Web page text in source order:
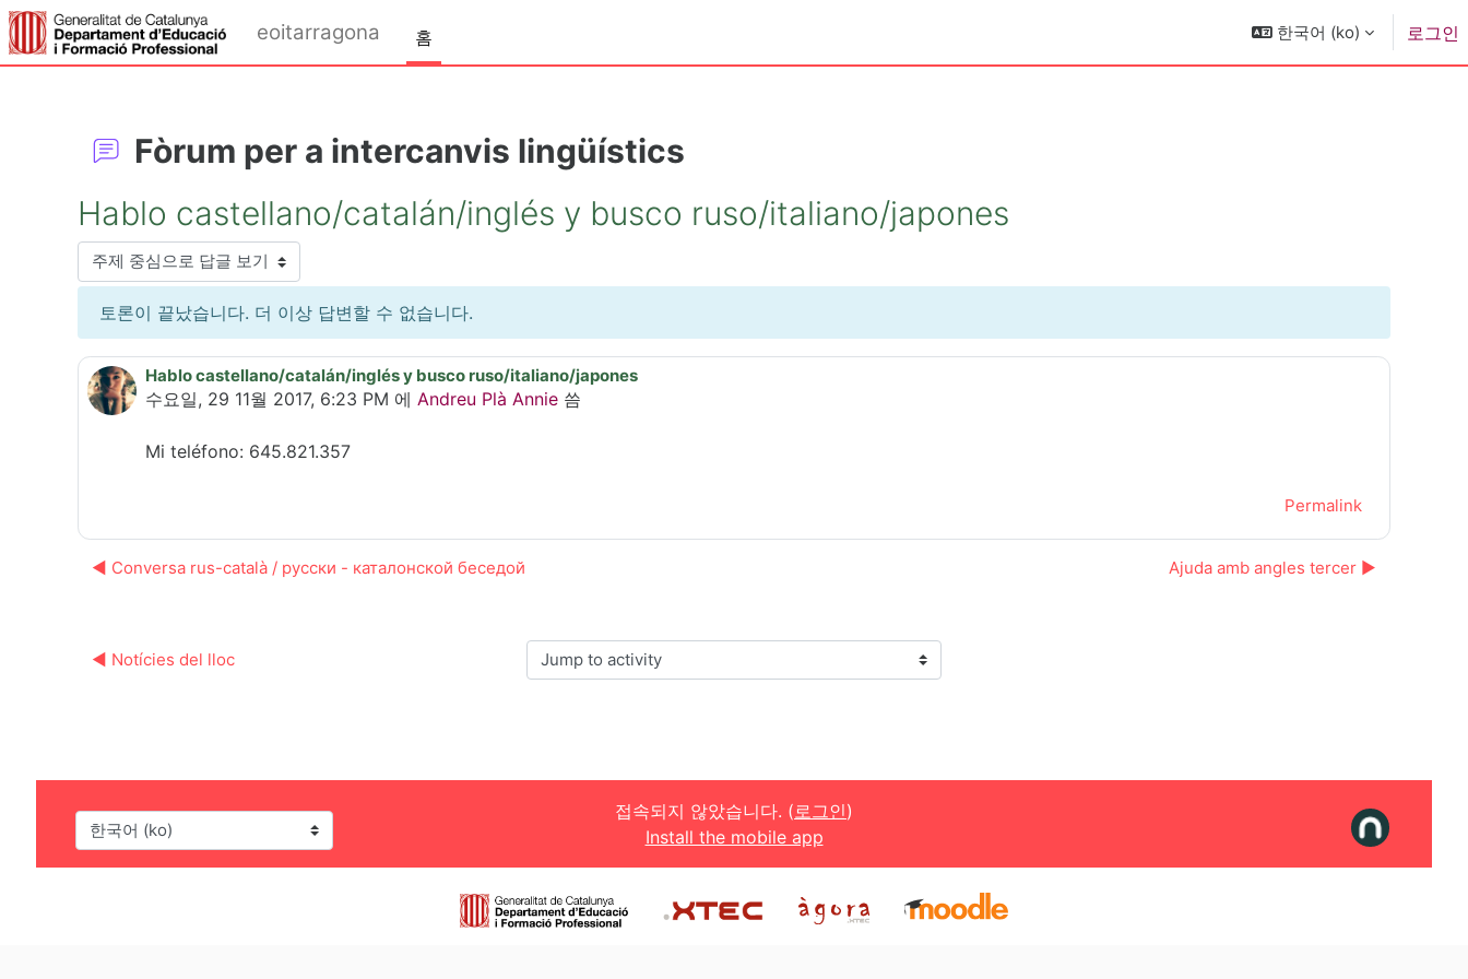
메인 콘텐츠로 건너뛰기
eoitarragona 홈 한국어 ‎(ko)‎ 로그인
Fòrum per a intercanvis lingüístics
Hablo castellano/catalán/inglés y busco ruso/italiano/japones
표시 모드
토론이 끝났습니다. 더 이상 답변할 수 없습니다.
Hablo castellano/catalán/inglés y busco ruso/italiano/japones
수요일, 29 11월 2017, 6:23 PM 에 Andreu Plà Annie 씀
Number of replies: 0
Mi teléfono: 645.821.357
Permalink
◀︎ Conversa rus-català / русски - каталонской беседой Ajuda amb angles tercer ▶︎
◀︎ Notícies del lloc
Jump to activity
언어
접속되지 않았습니다. (로그인)
Install the mobile app